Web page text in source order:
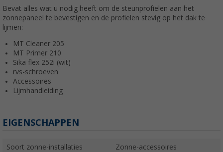
Bevat alles wat u nodig heeft om de steunprofielen aan het
zonnepaneel te bevestigen en de profielen stevig op het dak te
lijmen:
MT Cleaner 205
MT Primer 210
Sika flex 252i (wit)
rvs-schroeven
Accessoires
Lijmhandleiding
EIGENSCHAPPEN
Soort zonne-installaties Zonne-accessoires